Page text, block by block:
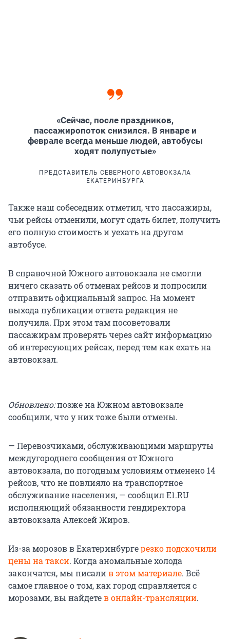
«Сейчас, после праздников,
пассажиропоток снизился. В январе и
феврале всегда меньше людей, автобусы
ходят полупустые»
ПРЕДСТАВИТЕЛЬ СЕВЕРНОГО АВТОВОКЗАЛА
ЕКАТЕРИНБУРГА
Также наш собеседник отметил, что пассажиры,
чьи рейсы отменили, могут сдать билет, получить
его полную стоимость и уехать на другом
автобусе.
В справочной Южного автовокзала не смогли
ничего сказать об отменах рейсов и попросили
отправить официальный запрос. На момент
выхода публикации ответа редакция не
получила. При этом там посоветовали
пассажирам проверять через сайт информацию
об интересующих рейсах, перед тем как ехать на
автовокзал.
Обновлено:позже на Южном автовокзале
сообщили, что у них тоже были отмены.
— Перевозчиками, обслуживающими маршруты
междугороднего сообщения от Южного
автовокзала, по погодным условиям отменено 14
рейсов, что не повлияло на транспортное
обслуживание населения, — сообщил E1.RU
исполняющий обязанности гендиректора
автовокзала Алексей Жиров.
Из-за морозов в Екатеринбургерезко подскочили
цены на такси. Когда аномальные холода
закончатся, мы писалив этом материале. Всё
самое главное о том, как город справляется с
морозами, вы найдетев онлайн-трансляции.